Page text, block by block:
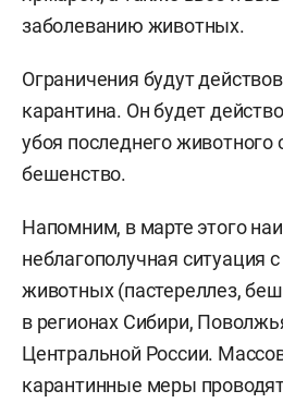
заболеванию животных.
Ограничения будут
карантина. Он будет
убоя последнего животного
бешенство.
Напомним, в марте этого
неблагополучная ситуация
животных (пастереллез,
в регионах Сибири,
Центральной России.
карантинные меры